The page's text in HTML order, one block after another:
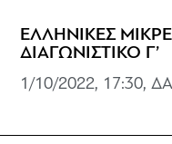
ΕΛΛΗΝΙΚΕΣ
ΔΙΑΓΩΝΙΣΤΙΚΟ Γ’
1/10/2022, 17:30,